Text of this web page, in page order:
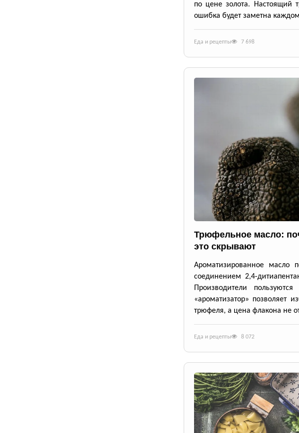
по цене золота. Настоящий
ошибка будет заметна
Еда и рецепты 7 698
Трюфельное масло:
это скрывают
Ароматизированное масло
соединением 2,4-
Производители
«ароматизатор» позволяет
трюфеля, а цена флакона не
Еда и рецепты 8 072